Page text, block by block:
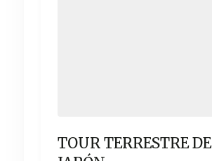
TOUR TERRESTRE DE